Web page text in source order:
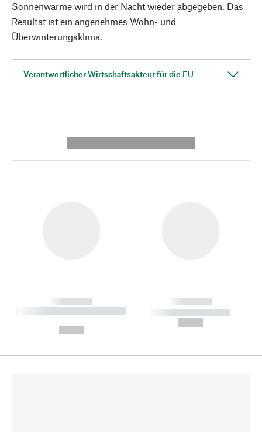
Sonnenwärme wird in der Nacht wieder abgegeben. Das
Resultat ist ein angenehmes Wohn- und
Überwinterungsklima.
Verantwortlicher Wirtschaftsakteur für die EU
------------
----------- ----------- --------
------------
----------- -----------